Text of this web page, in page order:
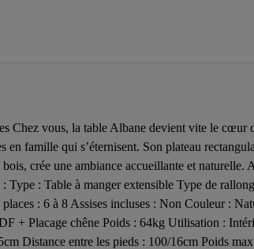
Chez vous, la table Albane devient vite le cœur
famille qui s’éternisent. Son plateau
crée une ambiance accueillante et naturelle.
Type : Table à manger extensible Type de
: 6 à 8 Assises incluses : Non Couleur :
+ Placage chêne Poids : 64kg Utilisation :
Distance entre les pieds : 100/16cm Poids